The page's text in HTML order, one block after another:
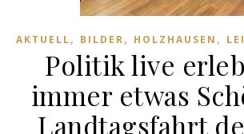
AKTUELL, BILDER, HOLZHAUSEN ,
Politik live
immer etwas
Landtagsfahrt